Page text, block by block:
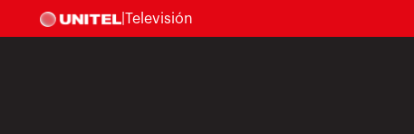
Televisión